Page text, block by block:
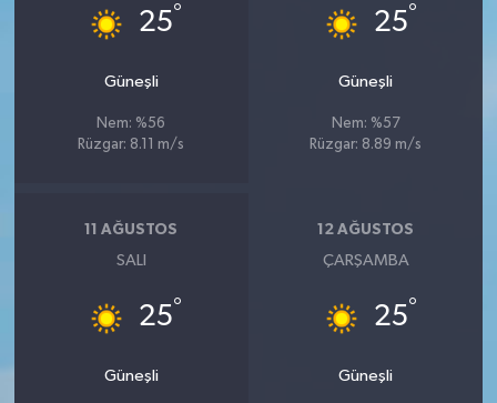
25°
Güneşli
Nem: %56
Rüzgar: 8.11 m/s
25°
Güneşli
Nem: %57
Rüzgar: 8.89 m/s
11 AĞUSTOS
SALI
25°
Güneşli
12 AĞUSTOS
ÇARŞAMBA
25°
Güneşli